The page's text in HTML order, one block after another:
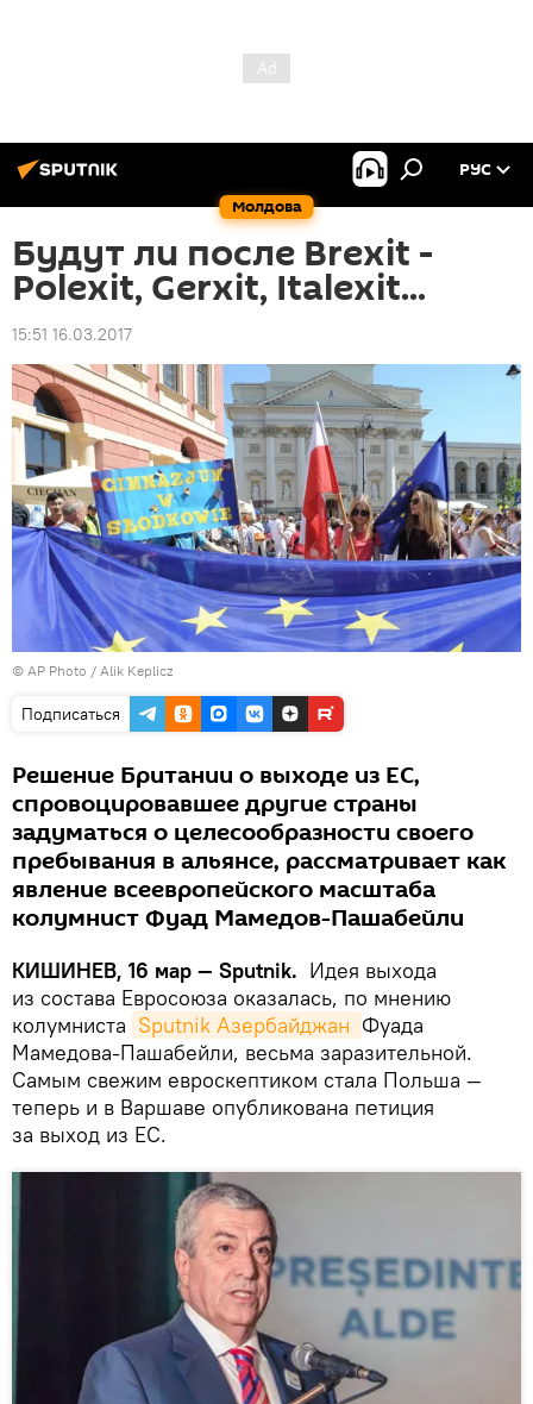
Молдова
РУС
Будут ли после Brexit -
Polexit, Gerxit, Italexit...
15:51 16.03.2017
© AP Photo / Alik Keplicz
Подписаться
Решение Британии о выходе из ЕС,
спровоцировавшее другие страны
задуматься о целесообразности своего
пребывания в альянсе, рассматривает как
явление всеевропейского масштаба
колумнист Фуад Мамедов-Пашабейли
КИШИНЕВ, 16 мар — Sputnik. Идея выхода
из состава Евросоюза оказалась, по мнению
колумниста Sputnik Азербайджан Фуада
Мамедова-Пашабейли, весьма заразительной.
Самым свежим евроскептиком стала Польша —
теперь и в Варшаве опубликована петиция
за выход из ЕС.